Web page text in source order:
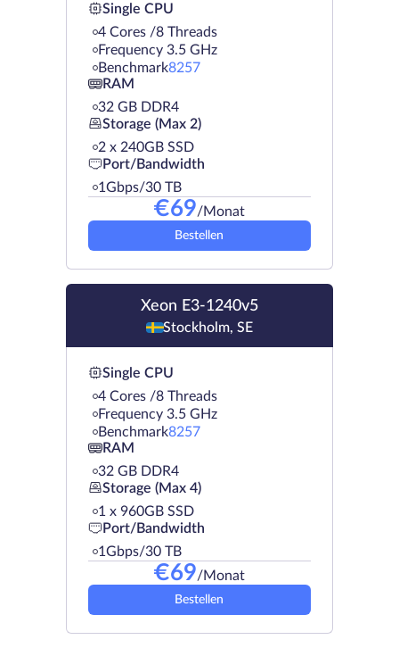
Single CPU
4 Cores /8 Threads
Frequency 3.5 GHz
Benchmark8257
RAM
32 GB DDR4
Storage (Max 2)
2 х 240GB SSD
Port/Bandwidth
1Gbps/30 TB
€69/Monat
Bestellen
Xeon E3-1240v5
Stockholm, SE
Single CPU
4 Cores /8 Threads
Frequency 3.5 GHz
Benchmark8257
RAM
32 GB DDR4
Storage (Max 4)
1 х 960GB SSD
Port/Bandwidth
1Gbps/30 TB
€69/Monat
Bestellen